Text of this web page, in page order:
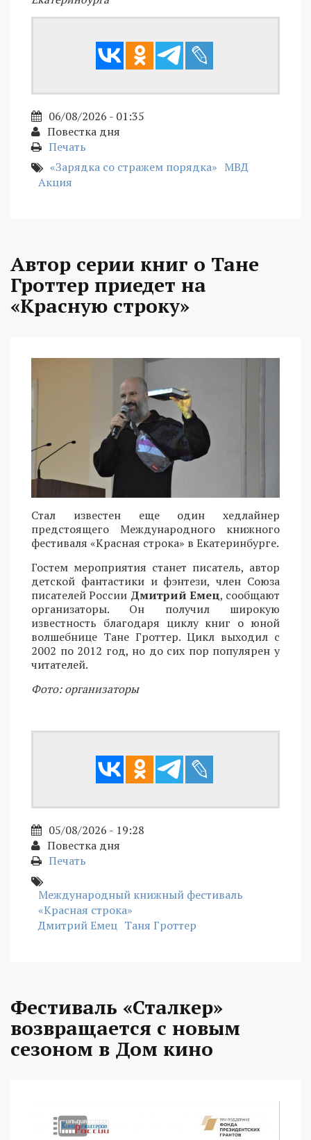
06/08/2026 - 01:35
Повестка дня
Печать
«Зарядка со стражем порядка» МВД
Акция
Автор серии книг о Тане
Гроттер приедет на
«Красную строку»
Стал известен еще один хедлайнер
предстоящего Международного книжного
фестиваля «Красная строка» в Екатеринбурге.
Гостем мероприятия станет писатель, автор
детской фантастики и фэнтези, член Союза
писателей России Дмитрий Емец, сообщают
организаторы. Он получил широкую
известность благодаря циклу книг о юной
волшебнице Тане Гроттер. Цикл выходил с
2002 по 2012 год, но до сих пор популярен у
читателей.
Фото: организаторы
05/08/2026 - 19:28
Повестка дня
Печать
Международный книжный фестиваль
«Красная строка»
Дмитрий Емец Таня Гроттер
Фестиваль «Сталкер»
возвращается с новым
сезоном в Дом кино